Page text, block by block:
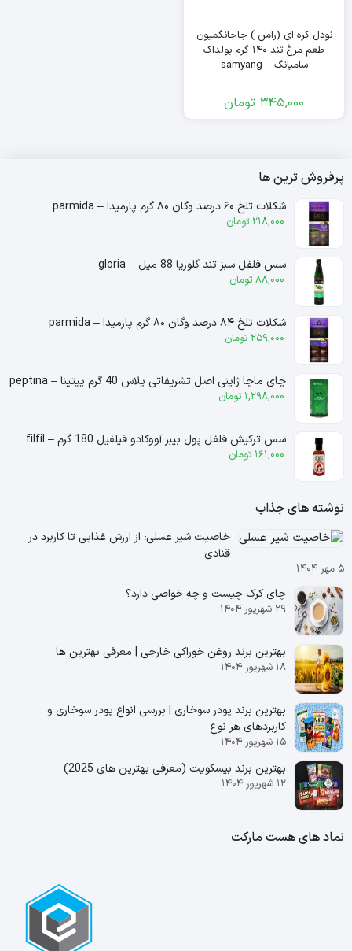
نودل کره ای (رامن ) جاجانگمیون
طعم مرغ تند ۱۴۰ گرم بولداک
سامیانگ – samyang
345,000 تومان
پرفروش ترین ها
شکلات تلخ ۶۰ درصد وگان ۸۰ گرم پارمیدا – parmida
218,000 تومان
سس فلفل سبز تند گلوریا 88 میل – gloria
88,000 تومان
شکلات تلخ ۸۴ درصد وگان ۸۰ گرم پارمیدا – parmida
259,000 تومان
چای ماچا ژاپنی اصل تشریفاتی پلاس 40 گرم پپتینا – peptina
1,298,000 تومان
سس ترکیش فلفل پول بیبر آووکادو فیلفیل 180 گرم – filfil
161,000 تومان
نوشته های جذاب
خاصیت شیر عسلی؛ از ارزش غذایی تا کاربرد در
قنادی
۵ مهر ۱۴۰۴
چای کرک چیست و چه خواصی دارد؟
۲۹ شهریور ۱۴۰۴
بهترین برند روغن خوراکی خارجی | معرفی بهترین ها
۱۸ شهریور ۱۴۰۴
بهترین برند پودر سوخاری | بررسی انواع پودر سوخاری و
کاربردهای هر نوع
۱۵ شهریور ۱۴۰۴
بهترین برند بیسکویت (معرفی بهترین‌ های 2025)
۱۲ شهریور ۱۴۰۴
نماد های هست مارکت